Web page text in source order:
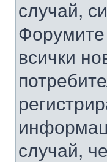
случай,
Форумите
всички
случай,